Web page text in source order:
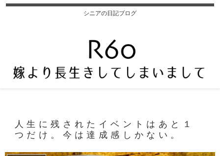
シニアの日記ブログ
人生に残されたイベントはあと１
つだけ。今は達成感しかない。